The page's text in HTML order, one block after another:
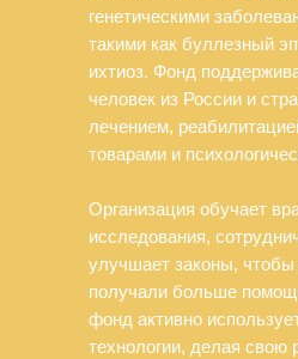
генетическими
такими как буллезный
ихтиоз. Фонд
человек из России и
лечением,
товарами и
Организация обучает
исследования,
улучшает законы,
получали больше
фонд активно
технологии, делая свою